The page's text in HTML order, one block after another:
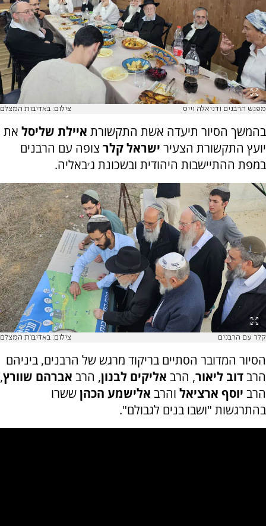
מפגש הרבנים ודניאלה וייס צילום: באדיבות המצלם
בהמשך הסיור תיעדה אשת התקשורת איילת שליסל את
יועץ התקשורת הצעיר ישראל קלרצופה עם הרבנים
במפת ההתיישבות היהודית ובשכונת ג׳באליה.
קלר עם הרבנים צילום: באדיבות המצלם
הסיור המדובר הסתיים בריקוד מרגש של הרבנים, ביניהם
הרבדוב ליאור, הרב אליקים לבנון, הרב אברהם שוורץ,
הרב יוסף ארציאל והרב אלישמע הכהןששרו
בהתרגשות "ושבו בנים לגבולם".